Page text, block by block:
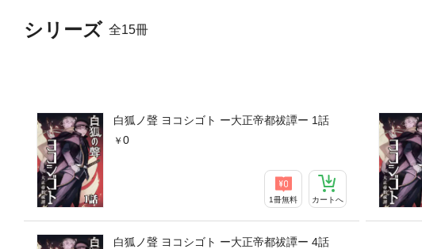
シリーズ 全15冊
白狐ノ聲 ヨコシゴト ー大正帝都祓譚ー 1話
0
1冊無料 カートへ
白狐ノ聲 ヨコシゴト ー大正帝都祓譚ー 4話